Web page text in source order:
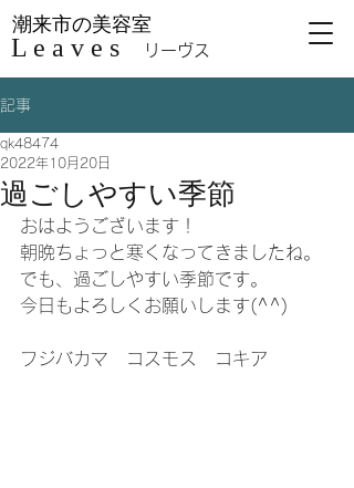
潮来市の美容室
L e a v e s リーヴス
記事
過ごしやすい季節
qk48474
2022年10月20日
おはようございます！
朝晩ちょっと寒くなってきましたね。
でも、過ごしやすい季節です。
今日もよろしくお願いします(^^)
フジバカマ　コスモス　コキア